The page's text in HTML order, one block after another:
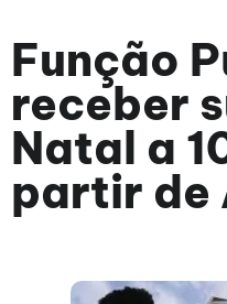
Função
receber
Natal a
partir de